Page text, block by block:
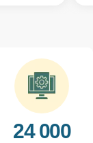
24 000